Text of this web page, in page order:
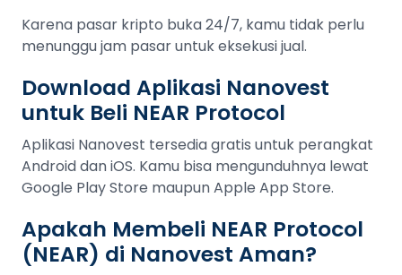
Karena pasar kripto buka 24/7, kamu tidak perlu
menunggu jam pasar untuk eksekusi jual.
Download Aplikasi Nanovest
untuk Beli NEAR Protocol
Aplikasi Nanovest tersedia gratis untuk perangkat
Android dan iOS. Kamu bisa mengunduhnya lewat
Google Play Store maupun Apple App Store.
Apakah Membeli NEAR Protocol
(NEAR) di Nanovest Aman?